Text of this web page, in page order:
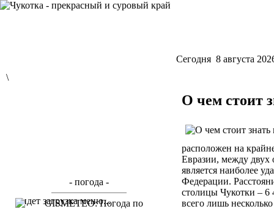
идет загрузка меню...
Cегодня 8 августа
\
- погода -
О чем стоит
расположен на
Евразии, между
является наиболее
Федерации.
столицы Чукотки – 6
всего лишь